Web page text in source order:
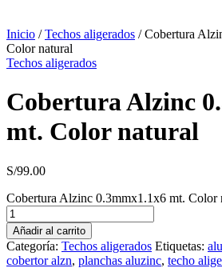
Inicio /Techos aligerados / Cobertura
Color natural
Techos aligerados
Cobertura Alzinc
mt. Color natural
S/99.00
Cobertura Alzinc 0.3mmx1.1x6 mt. Color
Añadir al carrito
Categoría: Techos aligerados Etiquetas:
cobertor alzn, planchas aluzinc, techo